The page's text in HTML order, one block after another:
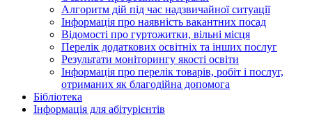
Алгоритм дій під час надзвичайної ситуації
Інформація про наявність вакантних посад
Відомості про гуртожитки, вільні місця
Перелік додаткових освітніх та інших послуг
Результати моніторингу якості освіти
Інформація про перелік товарів, робіт і послуг,
отриманих як благодійна допомога
Бібліотека
Інформація для абітурієнтів